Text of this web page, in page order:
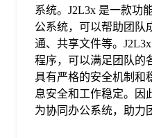
系统。J2L3x 是一款功
公系统，可以帮助团队
通、共享文件等。
程序，可以满足团队的
具有严格的安全机制和
息安全和工作稳定。因
为协同办公系统，助力